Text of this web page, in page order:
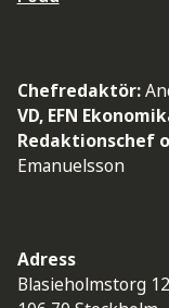
Chefredaktör:
VD, EFN
Redaktionschef
Emanuelsson
Adress
Blasieholmstorg 12